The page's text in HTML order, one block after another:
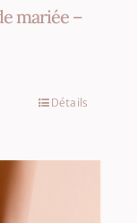
mariée –
Détails